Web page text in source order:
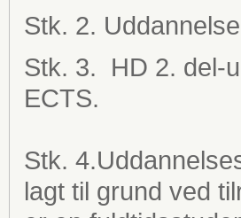
Stk. 2.
Stk. 3. HD 2. del-
ECTS.
Stk.
lagt til grund ved